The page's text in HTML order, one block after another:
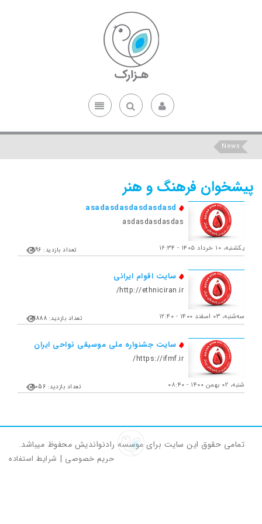
News
پیشخوان فرهنگ و هنر
asadasdasdasdasdasd
asdasdasdasdas
یکشنبه، ۱۰ خرداد ۱۴۰۵ - ۱۶:۳۴ تعداد بازدید: 496
سایت اقوام ایرانی
http://ethniciran.ir/
ﺳﻪشنبه، ۰۳ اسفند ۱۴۰۰ - ۱۲:۴۰ تعداد بازدید: 3888
سایت جشنواره ملی موسیقی نواحی ایران
https://ifmf.ir/
شنبه، ۰۲ بهمن ۱۴۰۰ - ۰۸:۴۰ تعداد بازدید: 4056
تمامی حقوق این سایت برای موسسه رادنواندیش محفوظ میباشد.
حریم خصوصی | شرایط استفاده